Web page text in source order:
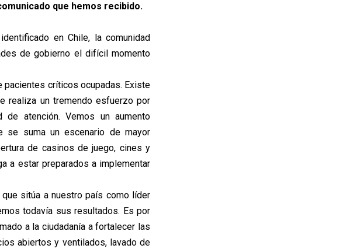
que hemos recibido.
en Chile, la comunidad
de gobierno el difícil momento
pacientes críticos ocupadas. Existe
realiza un tremendo esfuerzo por
atención. Vemos un aumento
se suma un escenario de mayor
de casinos de juego, cines y
a estar preparados a implementar
sitúa a nuestro país como líder
todavía sus resultados. Es por
a la ciudadanía a fortalecer las
abiertos y ventilados, lavado de